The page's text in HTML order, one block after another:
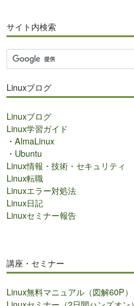
サイト内検索
サ
イ
内
索
Linuxブログ
Linuxブログ
Linux学習ガイド
・AlmaLinux
・ Ubuntu
Linux情報・技術・セキュリティ
Linux転職
Linuxエラー対処法
Linux日記
Linuxセミナー報告
講座・セミナー
Linux無料マニュアル（図解60P）